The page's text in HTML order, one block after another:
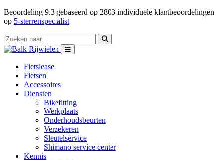
Beoordeling 9.3 gebaseerd op 2803 individuele klantbeoordelingen
op 5-sterrenspecialist
Fietslease
Fietsen
Accessoires
Diensten
Bikefitting
Werkplaats
Onderhoudsbeurten
Verzekeren
Sleutelservice
Shimano service center
Kennis